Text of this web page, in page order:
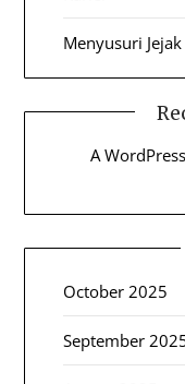
Menyusuri
A
October 2025
September